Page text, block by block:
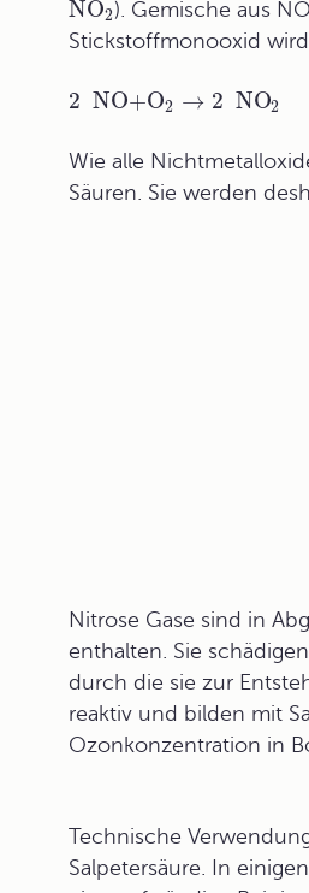
NO2). Gemische aus
Stickstoffmonooxid
2 NO+O2 → 2 NO2
Wie alle
Säuren. Sie werden
Nitrose Gase sind in
enthalten. Sie
durch die sie zur
reaktiv und bilden mit
Ozonkonzentration in
Technische
Salpetersäure. In